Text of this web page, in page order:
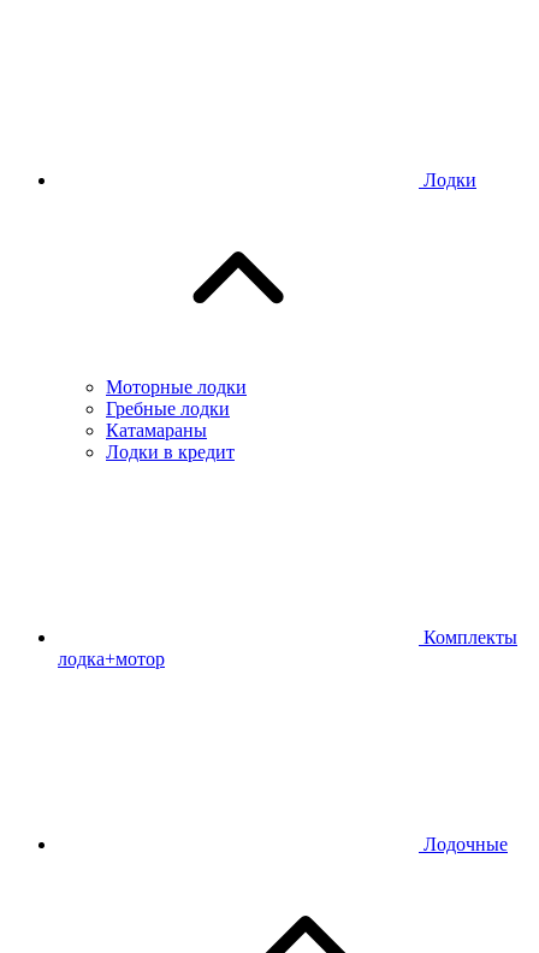
Лодки
Моторные лодки
Гребные лодки
Катамараны
Лодки в кредит
Комплекты
лодка+мотор
Лодочные